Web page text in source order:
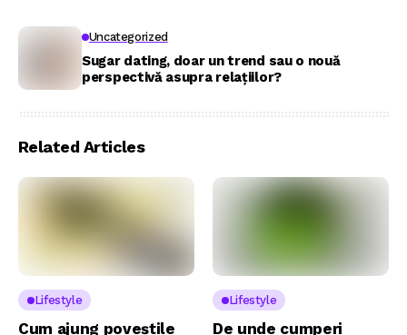
Uncategorized
Sugar dating, doar un trend sau o nouă
perspectivă asupra relațiilor?
Related Articles
Lifestyle
Cum ajung poveștile
Lifestyle
De unde cumperi